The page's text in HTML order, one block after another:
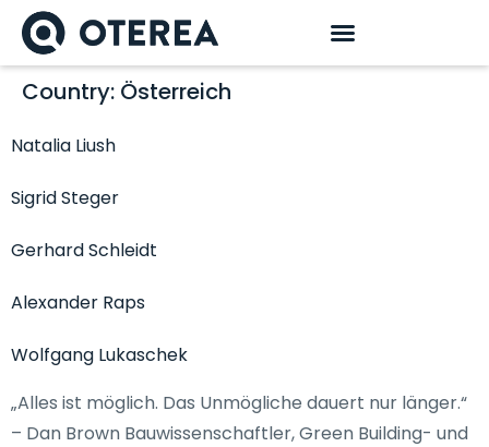
Country: Österreich
Natalia Liush
Sigrid Steger
Gerhard Schleidt
Alexander Raps
Wolfgang Lukaschek
„Alles ist möglich. Das Unmögliche dauert nur länger.“
– Dan Brown Bauwissenschaftler, Green Building- und